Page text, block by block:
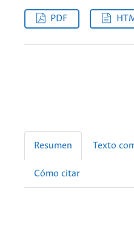
PDF
Resumen Texto
Cómo citar